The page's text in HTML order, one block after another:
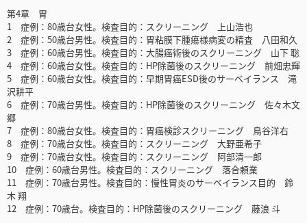
第4章 胃
1 症例：80歳台女性。検査目的：スクリーニング 上山浩也
2 症例：50歳台男性。検査目的：胃粘膜下腫瘍様病変の精査 八田和久
3 症例：60歳台男性。検査目的：大腸癌術後のスクリーニング 山下 聡
4 症例：60歳台女性。検査目的：HP除菌後のスクリーニング 前畑忠輝
5 症例：60歳台女性。検査目的：早期胃癌ESD後のサーベイランス 滝
沢耕平
6 症例：70歳台男性。検査目的：HP除菌後のスクリーニング 佐々木文
郷
7 症例：80歳台女性。検査目的：胃癌検診スクリーニング 鳥谷洋右
8 症例：70歳台女性。検査目的：スクリーニング 大野亜希子
9 症例：70歳台女性。検査目的：スクリーニング 阿部清一郎
10 症例：60歳台男性。検査目的：スクリーニング 落合頼業
11 症例：70歳台男性。検査目的：慢性胃炎のサーベイランス目的 鈴
木 翔
12 症例：70歳台。検査目的：HP除菌後のスクリーニング 藤浪 斗